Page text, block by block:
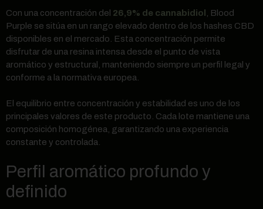
Con una concentración del 26,9% de cannabidiol
, Blood
Purple se sitúa en un rango elevado dentro de los hashes CBD
disponibles en el mercado. Esta concentración permite
disfrutar de una resina intensa desde el punto de vista
aromático y estructural, manteniendo siempre un perfil legal y
conforme a la normativa europea.
El equilibrio entre concentración y estabilidad es uno de los
principales valores de este producto. Cada lote mantiene una
composición homogénea, garantizando una experiencia
constante y controlada.
Perfil aromático profundo y
definido